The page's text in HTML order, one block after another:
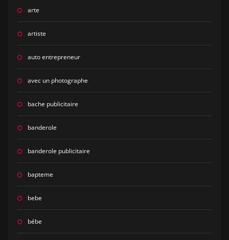
arte
artiste
auto entrepreneur
avec un photographe
bache publicitaire
banderole
banderole publicitaire
bapteme
bebe
bébe